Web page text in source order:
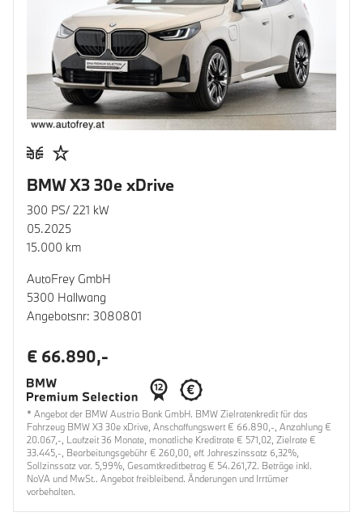
BMW X3 30e xDrive
300 PS/ 221 kW
05.2025
15.000 km
AutoFrey GmbH
5300 Hallwang
Angebotsnr: 3080801
€ 66.890,-
* Angebot der BMW Austria Bank GmbH. BMW Zielratenkredit für das
Fahrzeug BMW X3 30e xDrive, Anschaffungswert € 66.890,-, Anzahlung €
20.067,-, Laufzeit 36 Monate, monatliche Kreditrate € 571,02, Zielrate €
33.445,-, Bearbeitungsgebühr € 260,00, eff. Jahreszinssatz 6,32%,
Sollzinssatz var. 5,99%, Gesamtkreditbetrag € 54.261,72. Beträge inkl.
NoVA und MwSt.. Angebot freibleibend. Änderungen und Irrtümer
vorbehalten.